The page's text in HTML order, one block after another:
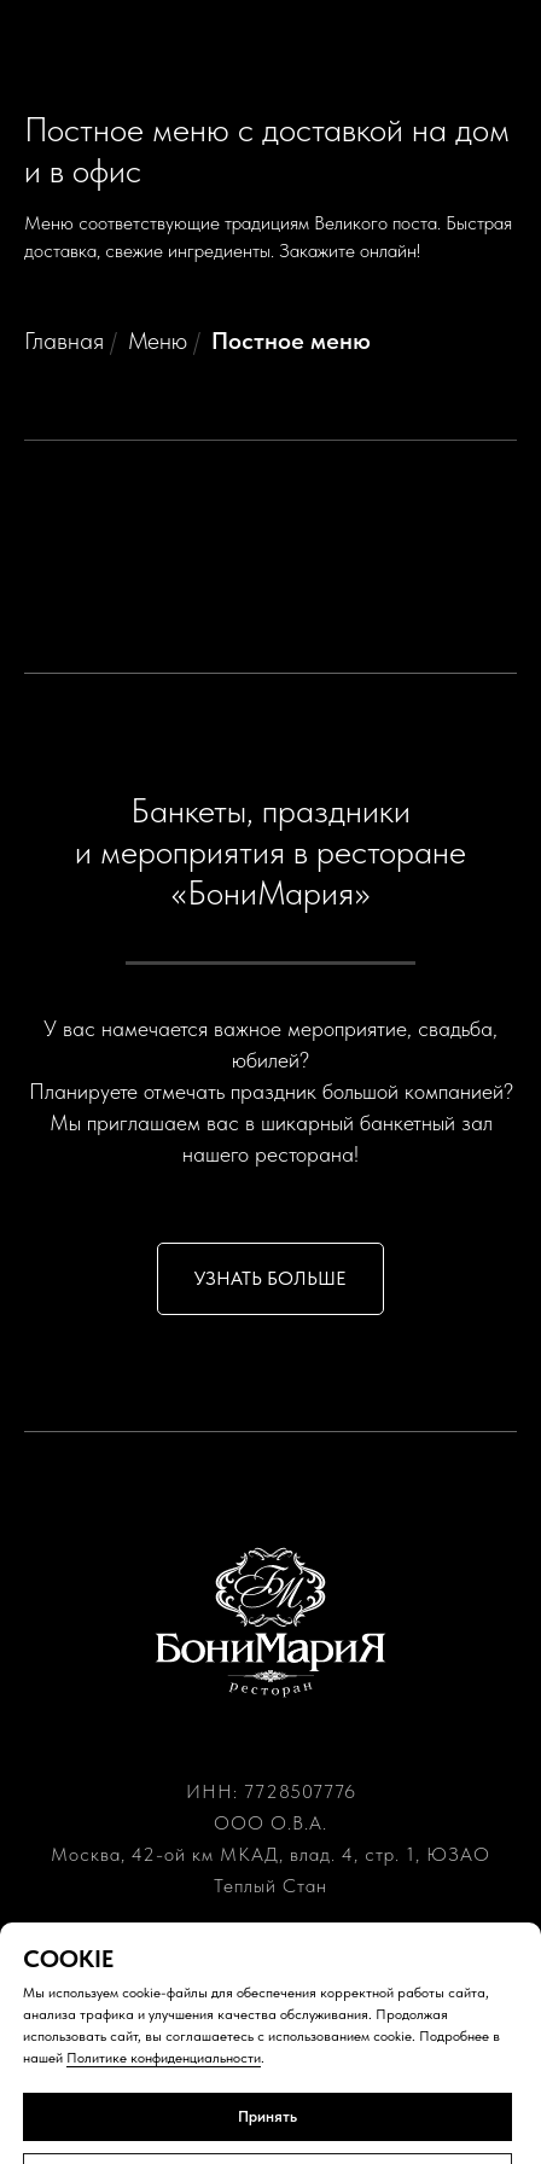
СOOKIE
Мы используем cookie-файлы для обеспечения корректной работы сайта,
анализа трафика и улучшения качества обслуживания. Продолжая
использовать сайт, вы соглашаетесь с использованием cookie. Подробнее в
нашей Политике конфиденциальности.
Принять
Постное меню с доставкой на дом
и в офис
Меню соответствующие традициям Великого поста. Быстрая
доставка, свежие ингредиенты. Закажите онлайн!
Главная / Меню / Постное меню
Банкеты, праздники
и мероприятия в ресторане
«БониМария»
У вас намечается важное мероприятие, свадьба,
юбилей?
Планируете отмечать праздник большой компанией?
Мы приглашаем вас в шикарный банкетный зал
нашего ресторана!
УЗНАТЬ БОЛЬШЕ
ИНН: 7728507776
ООО О.В.А.
Москва, 42-ой км МКАД, влад. 4, стр. 1, ЮЗАО
Теплый Стан
bonimaria.restoran@yandex.ru
© 2026 «Bonimaria», все права защищены